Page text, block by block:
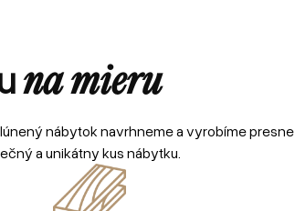
na mieru
nábytok navrhneme a vyrobíme presne
a unikátny kus nábytku.